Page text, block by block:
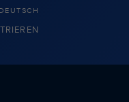
DEUTSCH